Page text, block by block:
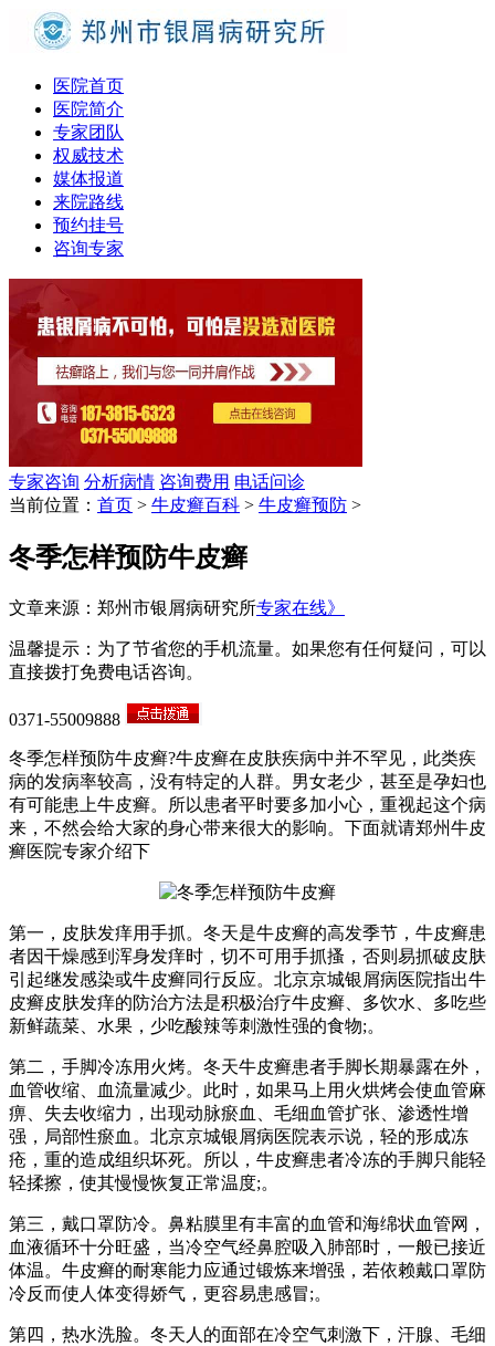
医院首页
医院简介
专家团队
权威技术
媒体报道
来院路线
预约挂号
咨询专家
专家咨询 分析病情 咨询费用 电话问诊
当前位置： 首页 > 牛皮癣百科 > 牛皮癣预防 >
冬季怎样预防牛皮癣
文章来源：郑州市银屑病研究所专家在线》
温馨提示：为了节省您的手机流量。如果您有任何疑问，可以
直接拨打免费电话咨询。
0371-55009888
冬季怎样预防牛皮癣?牛皮癣在皮肤疾病中并不罕见，此类疾
病的发病率较高，没有特定的人群。男女老少，甚至是孕妇也
有可能患上牛皮癣。所以患者平时要多加小心，重视起这个病
来，不然会给大家的身心带来很大的影响。下面就请郑州牛皮
癣医院专家介绍下
第一，皮肤发痒用手抓。冬天是牛皮癣的高发季节，牛皮癣患
者因干燥感到浑身发痒时，切不可用手抓搔，否则易抓破皮肤
引起继发感染或牛皮癣同行反应。北京京城银屑病医院指出牛
皮癣皮肤发痒的防治方法是积极治疗牛皮癣、多饮水、多吃些
新鲜蔬菜、水果，少吃酸辣等刺激性强的食物;。
第二，手脚冷冻用火烤。冬天牛皮癣患者手脚长期暴露在外，
血管收缩、血流量减少。此时，如果马上用火烘烤会使血管麻
痹、失去收缩力，出现动脉瘀血、毛细血管扩张、渗透性增
强，局部性瘀血。北京京城银屑病医院表示说，轻的形成冻
疮，重的造成组织坏死。所以，牛皮癣患者冷冻的手脚只能轻
轻揉擦，使其慢慢恢复正常温度;。
第三，戴口罩防冷。鼻粘膜里有丰富的血管和海绵状血管网，
血液循环十分旺盛，当冷空气经鼻腔吸入肺部时，一般已接近
体温。牛皮癣的耐寒能力应通过锻炼来增强，若依赖戴口罩防
冷反而使人体变得娇气，更容易患感冒;。
第四，热水洗脸。冬天人的面部在冷空气刺激下，汗腺、毛细